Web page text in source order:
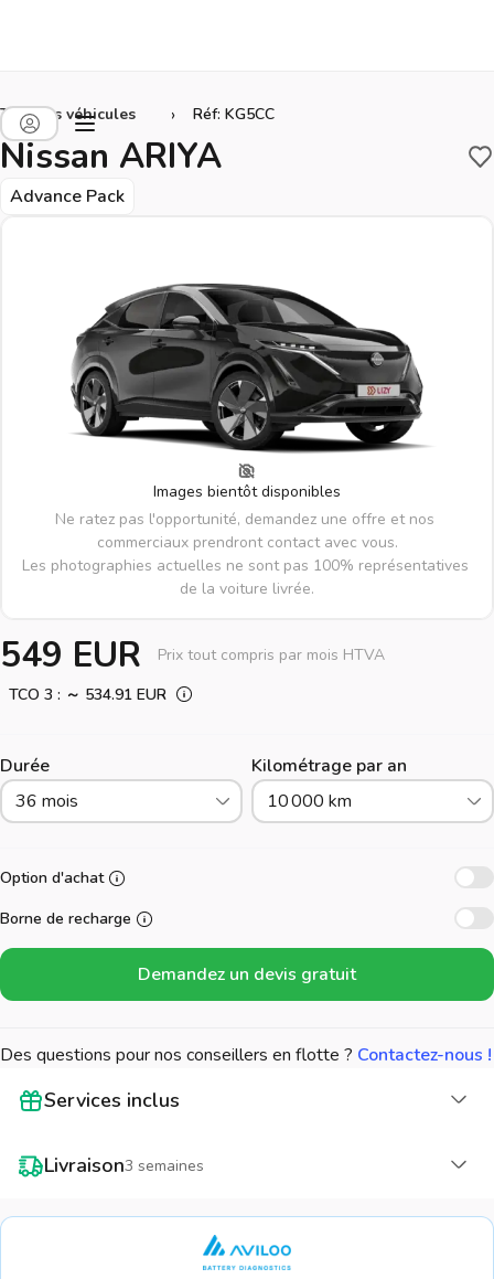
Tous les véhicules › Réf: KG5CC
Nissan ARIYA
Advance Pack
Images bientôt disponibles
Ne ratez pas l'opportunité, demandez une offre et nos
commerciaux prendront contact avec vous.
Les photographies actuelles ne sont pas 100% représentatives
de la voiture livrée.
549 EUR
Prix tout compris par mois HTVA
TCO 3 : ～ 534.91 EUR
Durée
36 mois
Kilométrage par an
10 000 km
Option d'achat
Borne de recharge
Demandez un devis gratuit
Des questions pour nos conseillers en flotte ? Contactez-nous !
Services inclus
Livraison3 semaines